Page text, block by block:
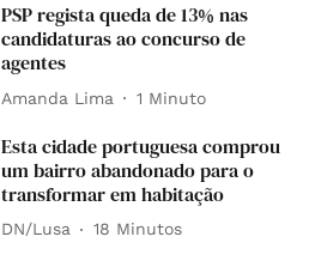
PSP regista queda de 13% nas
candidaturas ao concurso de
agentes
Amanda Lima 1 Minuto
Esta cidade portuguesa comprou
um bairro abandonado para o
transformar em habitação
DN/Lusa 18 Minutos